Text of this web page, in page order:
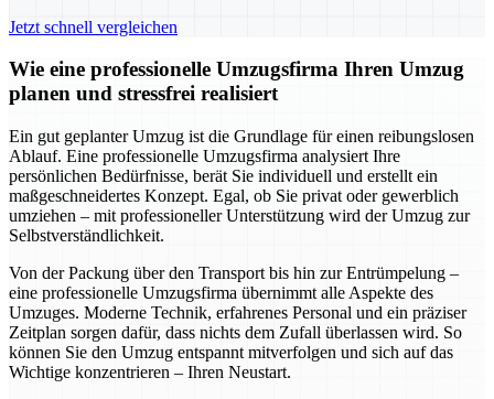
Jetzt schnell vergleichen
Wie eine professionelle Umzugsfirma Ihren Umzug
planen und stressfrei realisiert
Ein gut geplanter Umzug ist die Grundlage für einen reibungslosen
Ablauf. Eine professionelle Umzugsfirma analysiert Ihre
persönlichen Bedürfnisse, berät Sie individuell und erstellt ein
maßgeschneidertes Konzept. Egal, ob Sie privat oder gewerblich
umziehen – mit professioneller Unterstützung wird der Umzug zur
Selbstverständlichkeit.
Von der Packung über den Transport bis hin zur Entrümpelung –
eine professionelle Umzugsfirma übernimmt alle Aspekte des
Umzuges. Moderne Technik, erfahrenes Personal und ein präziser
Zeitplan sorgen dafür, dass nichts dem Zufall überlassen wird. So
können Sie den Umzug entspannt mitverfolgen und sich auf das
Wichtige konzentrieren – Ihren Neustart.